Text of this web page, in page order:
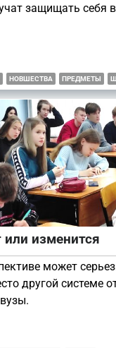
защищать себя
НОВШЕСТВА ПРЕДМЕТЫ
или изменится
может
другой системе